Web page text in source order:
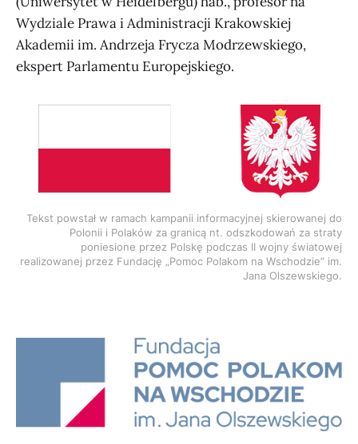
Wydziale Prawa i Administracji Krakowskiej
Akademii im. Andrzeja Frycza Modrzewskiego,
ekspert Parlamentu Europejskiego.
Tekst powstał w ramach kampanii informacyjnej skierowanej do
Polonii i Polaków za granicą nt. odszkodowań za straty
poniesione przez Polskę podczas II wojny światowej
realizowanej przez Fundację „Pomoc Polakom na Wschodzie” im.
Jana Olszewskiego.